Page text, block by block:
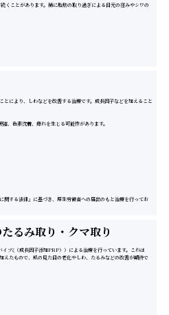
くことがあります。稀に脂肪の取り過ぎによる目元の窪みやシワの
により、しわなどを改善する治療です。成長因子などを加えること
、色素沈着、痺れを生じる可能性があります。
する法律」に基づき、厚生労働省への届出のもと治療を行ってお
るみ取り・クマ取り
ブζ（成長因子添加PRP））による治療を行っています。これは
たもので、肌の見た目の老化やしわ、たるみなどの改善が期待で